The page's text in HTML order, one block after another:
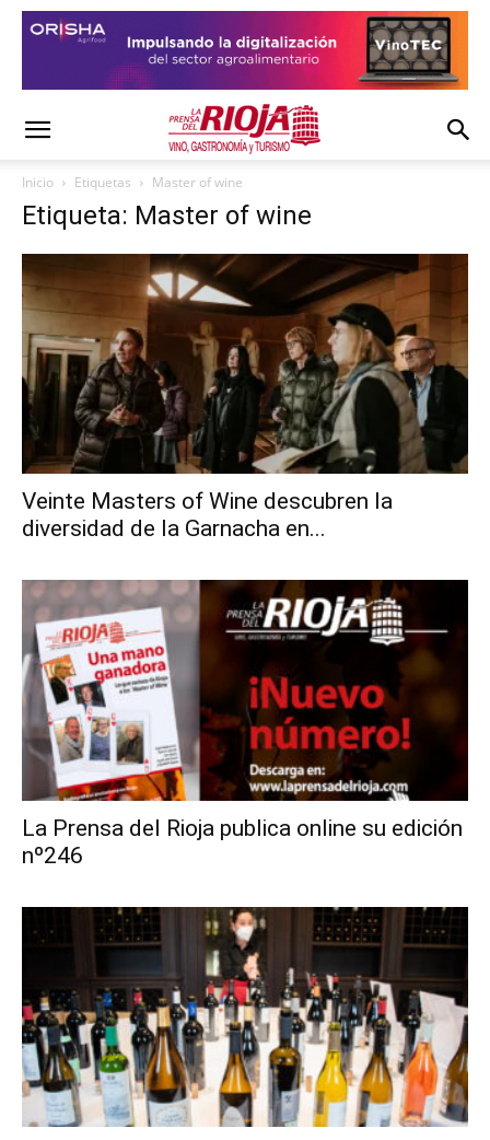
Inicio Etiquetas Master of wine
Etiqueta: Master of wine
Veinte Masters of Wine descubren la
diversidad de la Garnacha en...
La Prensa del Rioja publica online su edición
nº246